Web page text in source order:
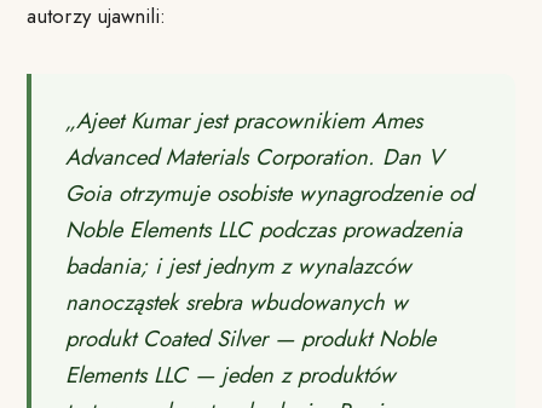
autorzy ujawnili:
„Ajeet Kumar jest pracownikiem Ames
Advanced Materials Corporation. Dan V
Goia otrzymuje osobiste wynagrodzenie od
Noble Elements LLC podczas prowadzenia
badania; i jest jednym z wynalazców
nanocząstek srebra wbudowanych w
produkt Coated Silver — produkt Noble
Elements LLC — jeden z produktów